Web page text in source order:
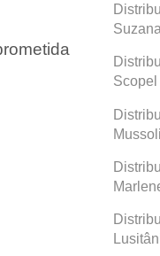
Suzana
Scopel